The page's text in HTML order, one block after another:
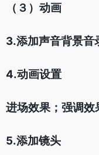
（３）动画
3.添加声音背景音
4.动画设置
进场效果；强调
5.添加镜头